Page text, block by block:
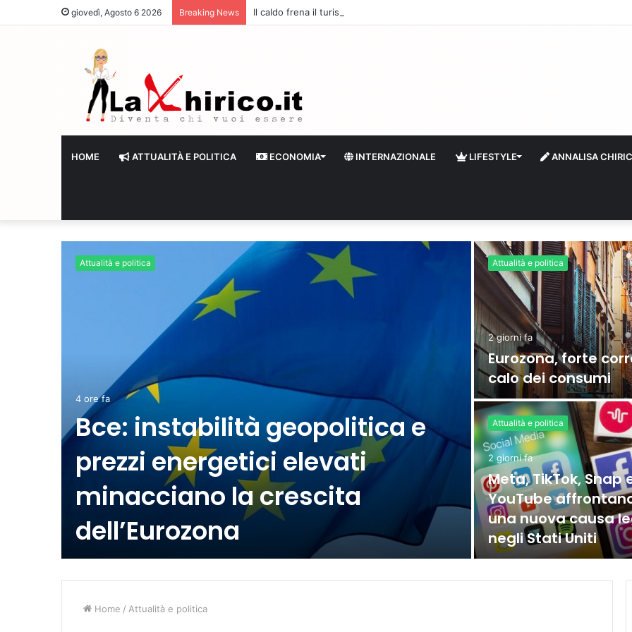
giovedì, Agosto 6 2026 Breaking News Il caldo frena il turismo a Firenze: una prima ripresa solo a settembre
HOME ATTUALITÀ E POLITICA ECONOMIA INTERNAZIONALE LIFESTYLE ANNALISA
Attualità e politica
4 ore fa
Bce: instabilità geopolitica e
prezzi energetici elevati
minacciano la crescita
dell’Eurozona
Attualità e politica
2 giorni fa
Eurozona, forte
calo dei consumi
Attualità e politica
2 giorni fa
Meta, TikTok, Snap
YouTube
una nuova causa
negli Stati Uniti
Home / Attualità e politica